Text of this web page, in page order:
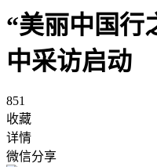
“美丽中国行
中采访启动
851
收藏
详情
微信分享